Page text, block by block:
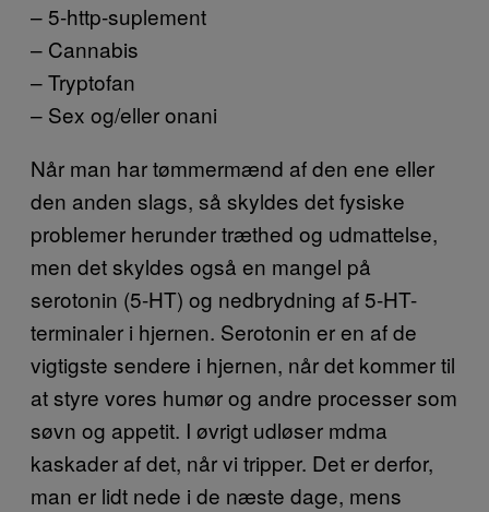
– 5-http-suplement
– Cannabis
– Tryptofan
– Sex og/eller onani
Når man har tømmermænd af den ene eller
den anden slags, så skyldes det fysiske
problemer herunder træthed og udmattelse,
men det skyldes også en mangel på
serotonin (5-HT) og nedbrydning af 5-HT-
terminaler i hjernen. Serotonin er en af de
vigtigste sendere i hjernen, når det kommer til
at styre vores humør og andre processer som
søvn og appetit. I øvrigt udløser mdma
kaskader af det, når vi tripper. Det er derfor,
man er lidt nede i de næste dage, mens